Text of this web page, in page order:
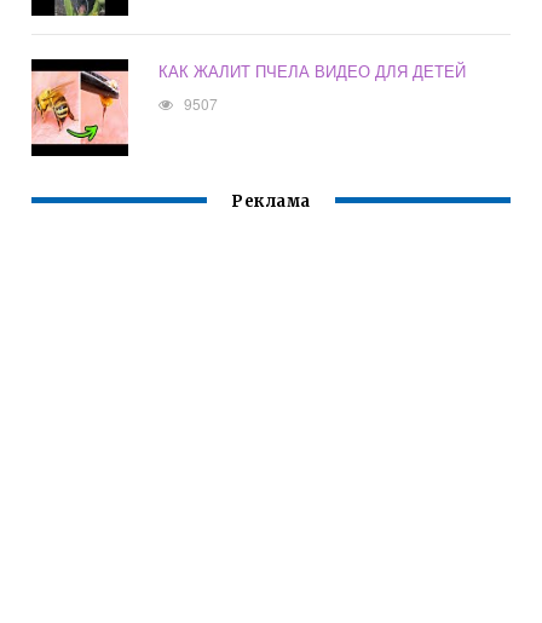
КАК ЖАЛИТ ПЧЕЛА ВИДЕО ДЛЯ ДЕТЕЙ
9507
Реклама